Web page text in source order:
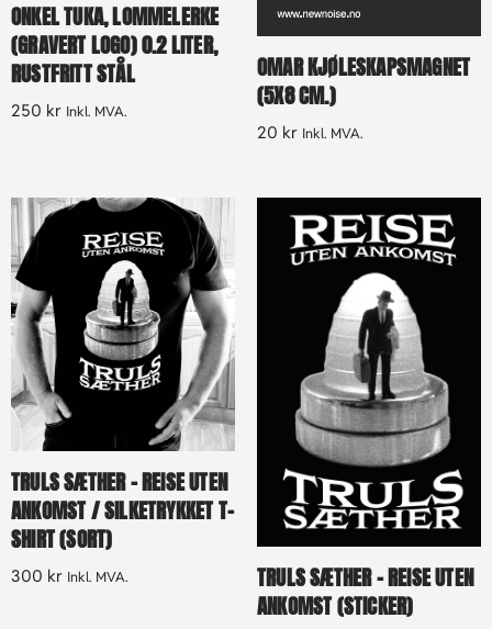
ONKEL TUKA, LOMMELERKE
(GRAVERT LOGO) 0.2 LITER,
RUSTFRITT STÅL
250 kr Inkl. MVA.
OMAR KJØLESKAPSMAGNET
(5X8 CM.)
20 kr Inkl. MVA.
TRULS SÆTHER – REISE UTEN
ANKOMST / SILKETRYKKET T-
SHIRT (SORT)
300 kr Inkl. MVA.
TRULS SÆTHER – REISE UTEN
ANKOMST (STICKER)